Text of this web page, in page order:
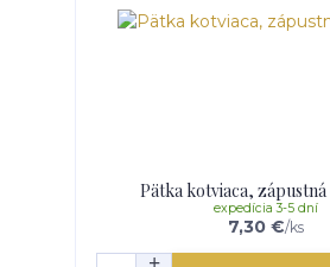
Pätka kotviaca,
7,30 €/ks
expedícia 3-5 dní